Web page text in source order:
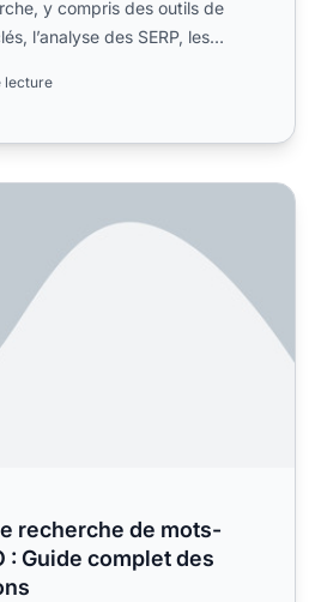
y compris des outils de
l’analyse des SERP, les
lecture
de mots-clés pour le SEO :
recherche de mots-
: Guide complet des